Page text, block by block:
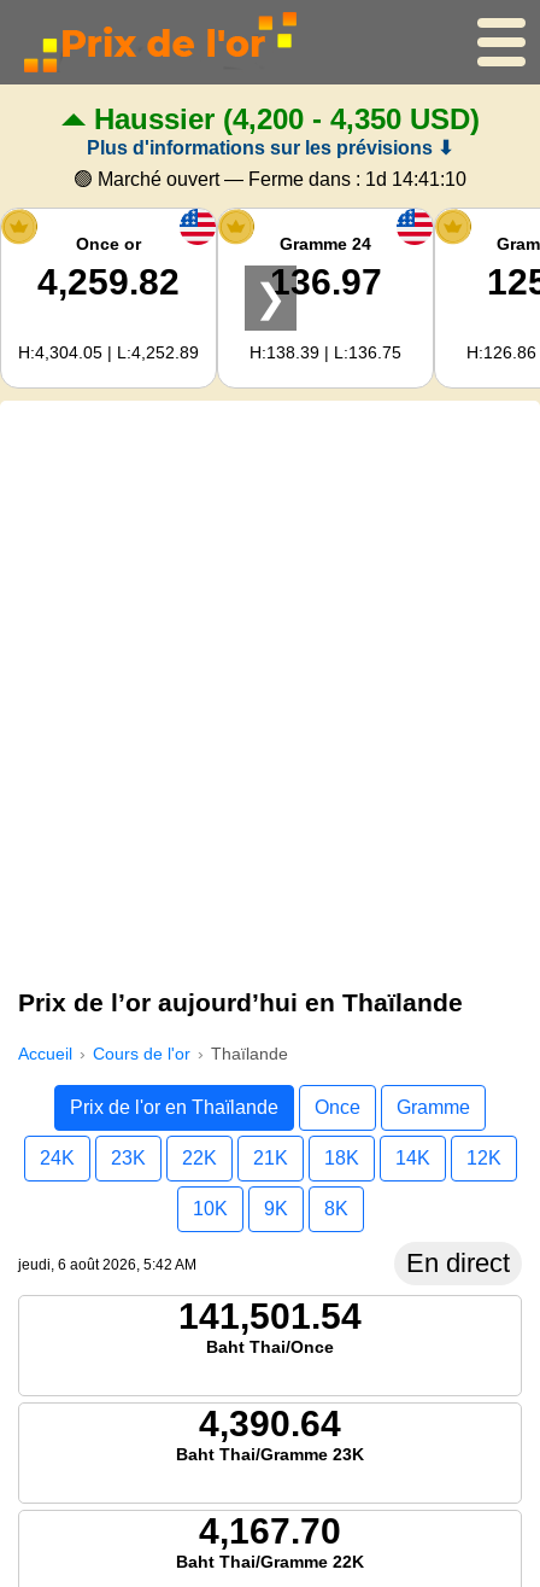
Accueil
Cours de l'or
Cours de l'argent
Calculateur d'or
Pour les Webmasters
Haussier(4,200 - 4,350 USD)
Plus d'informations sur les prévisions ⬇
🟢 Marché ouvert — Ferme dans : 1d 14:41:09
Once or
4,259.82
H:4,304.05 | L:4,252.89
Gramme 24
136.97
H:138.39 | L:136.75
❯
Prix de l’or aujourd’hui en Thaïlande
Accueil Cours de l'or Thaïlande
Prix de l'or en Thaïlande Once Gramme
24K 23K 22K 21K 18K 14K 12K
10K 9K 8K
jeudi, 6 août 2026, 5:42 AM En direct
141,501.54
Baht Thai/Once
4,390.64
Baht Thai/Gramme 23K
4,167.70
Baht Thai/Gramme 22K